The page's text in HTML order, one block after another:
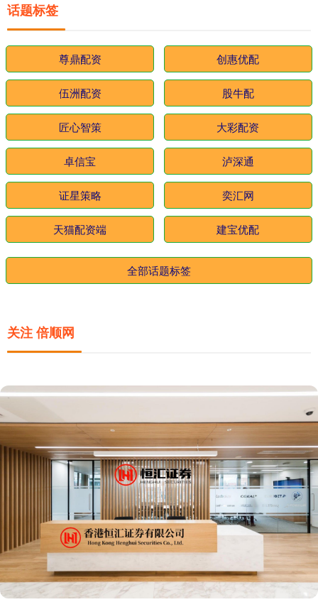
话题标签
尊鼎配资 创惠优配
伍洲配资 股牛配
匠心智策 大彩配资
卓信宝 泸深通
证星策略 奕汇网
天猫配资端 建宝优配
全部话题标签
关注 倍顺网